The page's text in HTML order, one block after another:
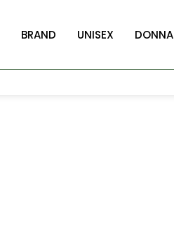
BRAND UNISEX DONNA